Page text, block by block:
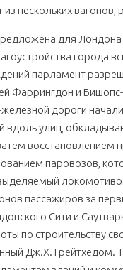
нескольких
для
города
парламент
Фаррингдон и
дороги
вдоль улиц,
восстановлением
паровозов,
пассажиров за
Сити и
по строительству
Дж.Х. Грейтхедом.